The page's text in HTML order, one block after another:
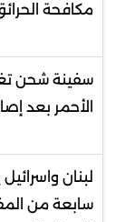
مكافحة
سفينة شحن
الأحمر بعد
لبنان
سابعة من